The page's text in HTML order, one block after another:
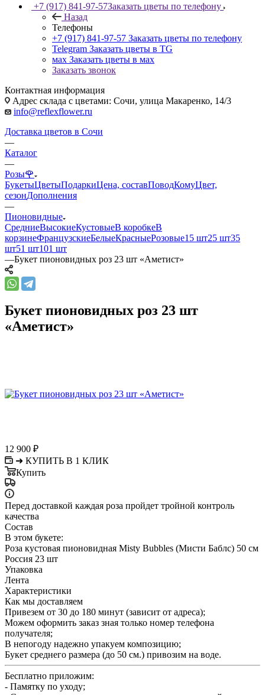
+7 (917) 841-97-57Заказать цветы по телефону
Назад
Телефоны
+7 (917) 841-97-57 Заказать цветы по телефону
Telegram Заказать цветы в TG
мах Заказать цветы в мах
Заказать звонок
Контактная информация
Адрес склада с цветами: Сочи, улица Макаренко, 14/3
info@reflexflower.ru
Доставка цветов в Сочи
—
Каталог
—
Розы🌹
БукетыЦветыПодаркиЦена, составПоводКомуЦвет,
сезонДополнения
—
Пионовидные
СредниеВысокиеКустовыеВ коробкеВ
корзинеФранцузскиеБелыеКрасныеРозовые15 шт25 шт35
шт51 шт101 шт
—Букет пионовидных роз 23 шт «Аметист»
Букет пионовидных роз 23 шт
«Аметист»
12 900 ₽
➜ КУПИТЬ В 1 КЛИК
Купить
Перед доставкой каждая роза пройдет тройной контроль
качества
Состав
В этом букете:
Роза кустовая пионовидная Misty Bubbles (Мисти Баблс) 50 см
Россия 23 шт
Упаковка
Лента
Характеристики
Как мы доставляем
Привезем от 30 до 180 минут (зависит от адреса);
Можем оформить заказ зная только номер телефона
получателя;
В непогоду надежно упакуем композицию;
Букет среднего размера (до 50 см.) привозим на воде.
Бесплатно приложим:
- Памятку по уходу;